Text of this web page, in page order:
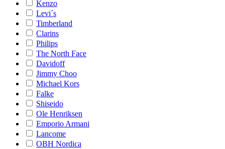
Kenzo
Levi´s
Timberland
Clarins
Philips
The North Face
Davidoff
Jimmy Choo
Michael Kors
Falke
Shiseido
Ole Henriksen
Emporio Armani
Lancome
OBH Nordica